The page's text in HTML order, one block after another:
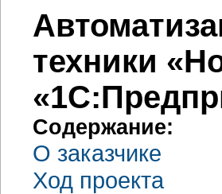
техники
Содержание:
О заказчике
Ход проекта